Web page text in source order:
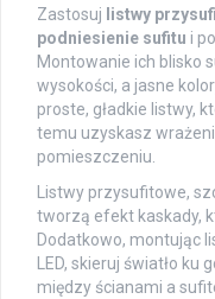
Zastosuj listwy
podniesienie sufitu i
Montowanie ich blisko
wysokości, a jasne
proste, gładkie listwy,
temu uzyskasz
pomieszczeniu.
Listwy przysufitowe,
tworzą efekt kaskady,
Dodatkowo, montując
LED, skieruj światło ku
między ścianami a